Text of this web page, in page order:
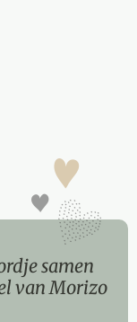
samen
van Morizo